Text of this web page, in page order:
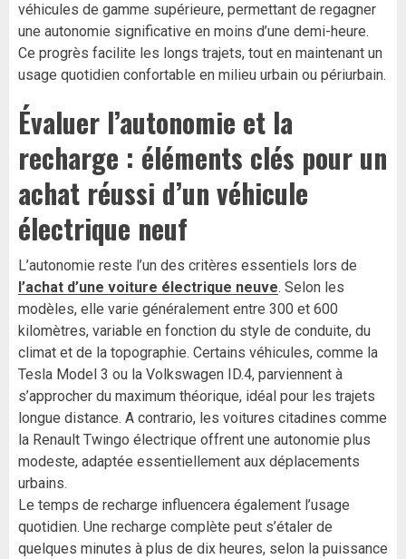
véhicules de gamme supérieure, permettant de regagner
une autonomie significative en moins d’une demi-heure.
Ce progrès facilite les longs trajets, tout en maintenant un
usage quotidien confortable en milieu urbain ou périurbain.
Évaluer l’autonomie et la
recharge : éléments clés pour un
achat réussi d’un véhicule
électrique neuf
L’autonomie reste l’un des critères essentiels lors de
l’achat d’une voiture électrique neuve. Selon les
modèles, elle varie généralement entre 300 et 600
kilomètres, variable en fonction du style de conduite, du
climat et de la topographie. Certains véhicules, comme la
Tesla Model 3 ou la Volkswagen ID.4, parviennent à
s’approcher du maximum théorique, idéal pour les trajets
longue distance. A contrario, les voitures citadines comme
la Renault Twingo électrique offrent une autonomie plus
modeste, adaptée essentiellement aux déplacements
urbains.
Le temps de recharge influencera également l’usage
quotidien. Une recharge complète peut s’étaler de
quelques minutes à plus de dix heures, selon la puissance